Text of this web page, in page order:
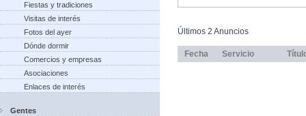
Fiestas y tradiciones
Visitas de interés
Fotos del ayer
Dónde dormir
Comercios y empresas
Asociaciones
Enlaces de interés
Gentes
Últimos 2 Anuncios
Fecha Servicio